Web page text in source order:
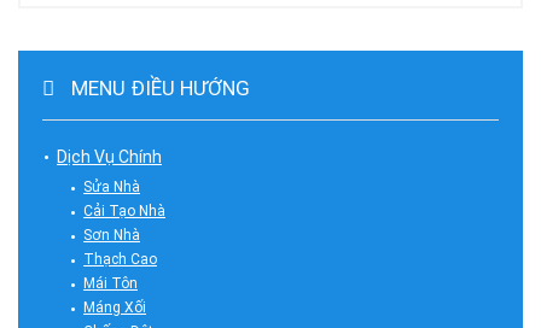
MENU ĐIỀU HƯỚNG
Dịch Vụ Chính
Sửa Nhà
Cải Tạo Nhà
Sơn Nhà
Thạch Cao
Mái Tôn
Máng Xối